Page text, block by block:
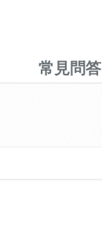
常見問答